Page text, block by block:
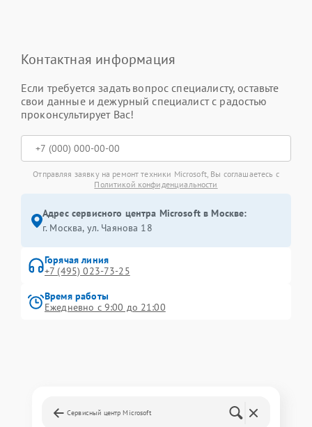
Контактная информация
Если требуется задать вопрос специалисту, оставьте
свои данные и дежурный специалист с радостью
проконсультирует Вас!
Отправляя заявку на ремонт техники Microsoft, Вы соглашаетесь с
Политикой конфиденциальности
Адрес сервисного центра Microsoft в Москве:
г. Москва, ул. Чаянова 18
Горячая линия
+7 (495) 023-73-25
Время работы
Ежедневно с 9:00 до 21:00
Сервисный центр Microsoft